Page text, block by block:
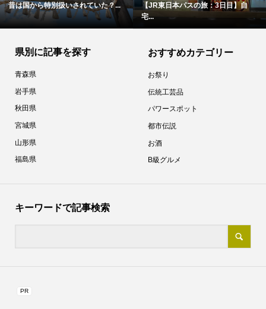
昔は国から特別扱いされていた？...
【JR東日本パスの旅：3日目】自
宅...
県別に記事を探す
青森県
岩手県
秋田県
宮城県
山形県
福島県
おすすめカテゴリー
お祭り
伝統工芸品
パワースポット
都市伝説
お酒
B級グルメ
キーワードで記事検索